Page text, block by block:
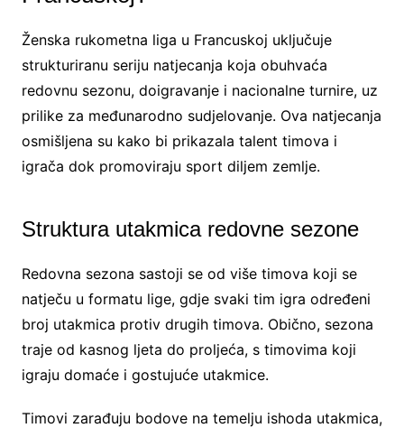
Ženska rukometna liga u Francuskoj uključuje
strukturiranu seriju natjecanja koja obuhvaća
redovnu sezonu, doigravanje i nacionalne turnire, uz
prilike za međunarodno sudjelovanje. Ova natjecanja
osmišljena su kako bi prikazala talent timova i
igrača dok promoviraju sport diljem zemlje.
Struktura utakmica redovne sezone
Redovna sezona sastoji se od više timova koji se
natječu u formatu lige, gdje svaki tim igra određeni
broj utakmica protiv drugih timova. Obično, sezona
traje od kasnog ljeta do proljeća, s timovima koji
igraju domaće i gostujuće utakmice.
Timovi zarađuju bodove na temelju ishoda utakmica,